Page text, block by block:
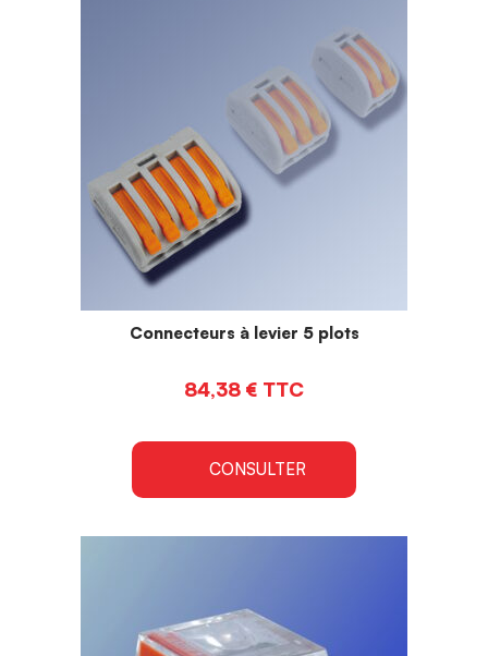
Connecteurs à levier 5 plots
84,38 € TTC
CONSULTER